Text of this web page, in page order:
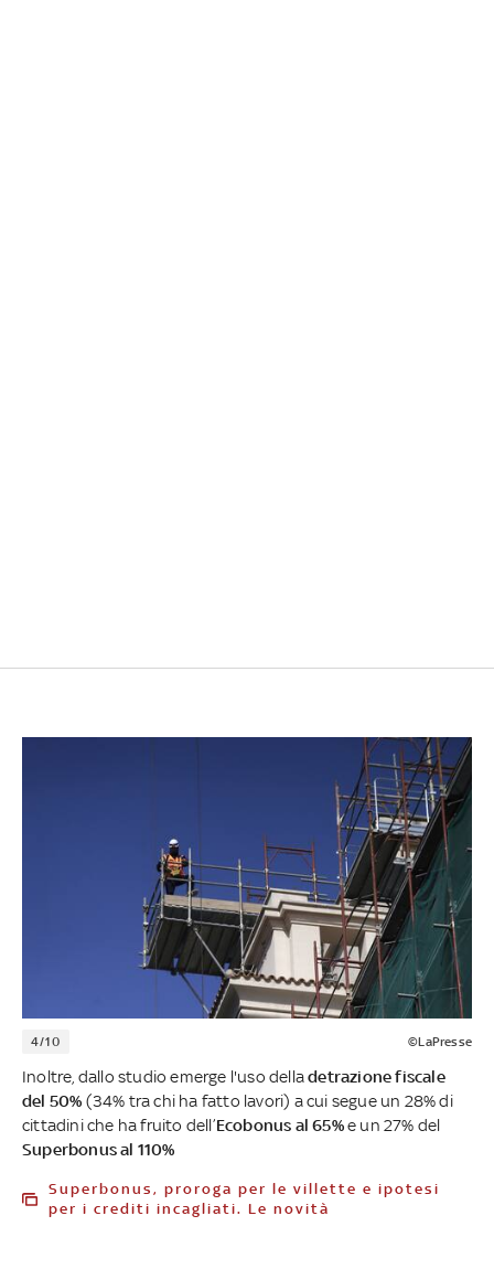
4/10 ©LaPresse
Inoltre, dallo studio emerge l'uso delladetrazione fiscale
del 50% (34% tra chi ha fatto lavori) a cui segue un 28% di
cittadini che ha fruito dell’Ecobonus al 65%e un 27% del
Superbonus al 110%
Superbonus, proroga per le villette e ipotesi
per i crediti incagliati. Le novità